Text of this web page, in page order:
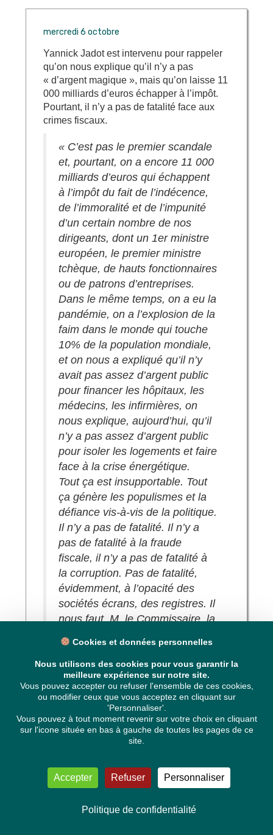
mercredi 6 octobre
Yannick Jadot est intervenu pour rappeler
qu’on nous explique qu’il n’y a pas
« d’argent magique », mais qu’on laisse 11
000 milliards d’euros échapper à l’impôt.
Pourtant, il n’y a pas de fatalité face aux
crimes fiscaux.
« C’est pas le premier scandale
et, pourtant, on a encore 11 000
milliards d’euros qui échappent
à l’impôt du fait de l’indécence,
de l’immoralité et de l’impunité
d’un certain nombre de nos
dirigeants, dont un 1er ministre
européen, le premier ministre
tchèque, de hauts fonctionnaires
ou de patrons d’entreprises.
Dans le même temps, on a eu la
pandémie, on a l’explosion de la
faim dans le monde qui touche
10% de la population mondiale,
et on nous a expliqué qu’il n’y
avait pas assez d’argent public
pour financer les hôpitaux, les
médecins, les infirmières, on
nous explique, aujourd’hui, qu’il
n’y a pas assez d’argent public
pour isoler les logements et faire
face à la crise énergétique.
Tout ça est insupportable. Tout
ça génère les populismes et la
défiance vis-à-vis de la politique.
Il n’y a pas de fatalité. Il n’y a
pas de fatalité à la fraude
fiscale, il n’y a pas de fatalité à
la corruption. Pas de fatalité,
évidemment, à l’opacité des
sociétés écrans, des registres. Il
nous faut, M. le Commissaire, la
transparence totale sur les
registres et les sociétés écrans,
qui les dirigent, qui se cachent
derrière, qui en bénéficient. Pas
de fatalité sur les paradis
On a eu un Conseil européen
qui a réussi à réduire la liste
moment où ces paradis fiscaux
sont indiqués dans les Pandora
fin de l’unanimité au Conseil sur
Cookies et données personnelles
Nous utilisons des cookies pour vous garantir la
meilleure expérience sur notre site.
Vous pouvez accepter ou refuser l'ensemble de ces cookies,
ou modifier ceux que vous acceptez en cliquant sur
'Personnaliser'.
Vous pouvez à tout moment revenir sur votre choix en cliquant
sur l'icone située en bas à gauche de toutes les pages de ce
site.
Accepter Refuser Personnaliser
Politique de confidentialité